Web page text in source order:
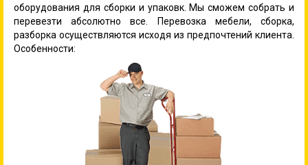
оборудования для сборки и упаковк. Мы сможем собрать и
перевезти абсолютно все. Перевозка мебели, сборка,
разборка осуществляются исходя из предпочтений клиента.
Особенности: